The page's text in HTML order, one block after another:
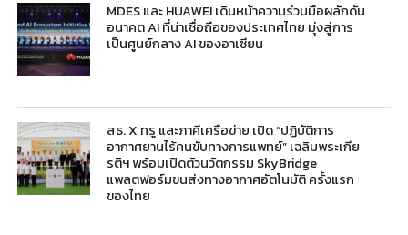
MDES และ HUAWEI เดินหน้าความร่วมมือผลักดัน
อนาคต AI ที่น่าเชื่อถือของประเทศไทย มุ่งสู่การ
เป็นศูนย์กลาง AI ของอาเซียน
สธ. X ทรู และภาคีเครือข่าย เปิด “ปฏิบัติการ
อากาศยานไร้คนขับทางการแพทย์” เฉลิมพระเกีย
รติฯ พร้อมเปิดตัวนวัตกรรม SkyBridge
แพลตฟอร์มขนส่งทางอากาศอัตโนมัติ ครั้งแรก
ของไทย